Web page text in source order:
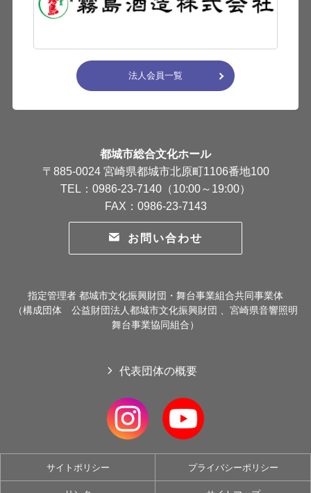
法人会員一覧
都城市総合文化ホール
〒885-0024 宮崎県都城市北原町1106番地100
TEL：0986-23-7140（10:00～19:00）
FAX：0986-23-7143
お問い合わせ
指定管理者 都城市文化振興財団・舞台事業組合共同事業体
（構成団体 公益財団法人都城市文化振興財団 、宮崎県音響照明
舞台事業協同組合）
代表団体の概要
サイトポリシー プライバシーポリシー